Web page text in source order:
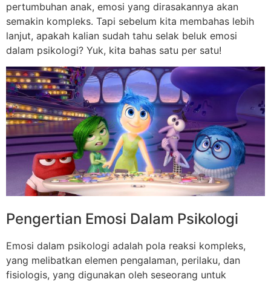
pertumbuhan anak, emosi yang dirasakannya akan
semakin kompleks. Tapi sebelum kita membahas lebih
lanjut, apakah kalian sudah tahu selak beluk emosi
dalam psikologi? Yuk, kita bahas satu per satu!
Pengertian Emosi Dalam Psikologi
Emosi dalam psikologi adalah pola reaksi kompleks,
yang melibatkan elemen pengalaman, perilaku, dan
fisiologis, yang digunakan oleh seseorang untuk